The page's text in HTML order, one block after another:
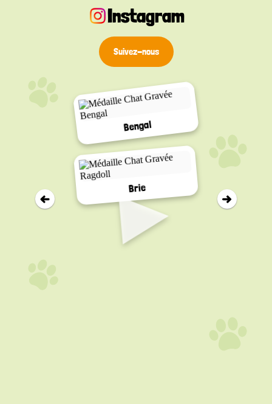
Instagram
Suivez-nous
Bengal
▸
Brie